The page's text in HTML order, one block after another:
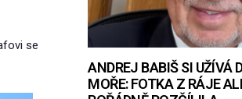
se
ANDREJ BABIŠ SI UŽÍVÁ
MOŘE: FOTKA Z RÁJE